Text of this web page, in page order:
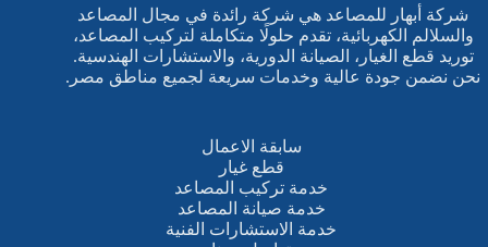
شركة أبهار للمصاعد هي شركة رائدة في مجال المصاعد
والسلالم الكهربائية، تقدم حلولًا متكاملة لتركيب المصاعد،
توريد قطع الغيار، الصيانة الدورية، والاستشارات الهندسية.
نحن نضمن جودة عالية وخدمات سريعة لجميع مناطق مصر.
سابقة الاعمال
قطع غيار
خدمة تركيب المصاعد
خدمة صيانة المصاعد
خدمة الاستشارات الفنية